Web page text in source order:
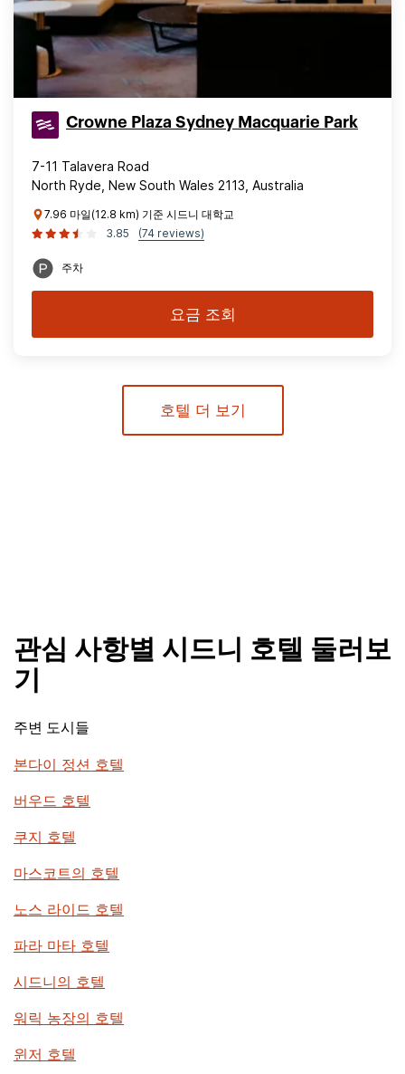
Crowne Plaza Sydney Macquarie Park
7-11 Talavera Road
North Ryde, New South Wales 2113, Australia
7.96 마일(12.8 km) 기준 시드니 대학교
3.85
(74 reviews)
주차
요금 조회
호텔 더 보기
관심 사항별 시드니 호텔 둘러보
기
주변 도시들
본다이 정션 호텔
버우드 호텔
쿠지 호텔
마스코트의 호텔
노스 라이드 호텔
파라 마타 호텔
시드니의 호텔
워릭 농장의 호텔
윈저 호텔